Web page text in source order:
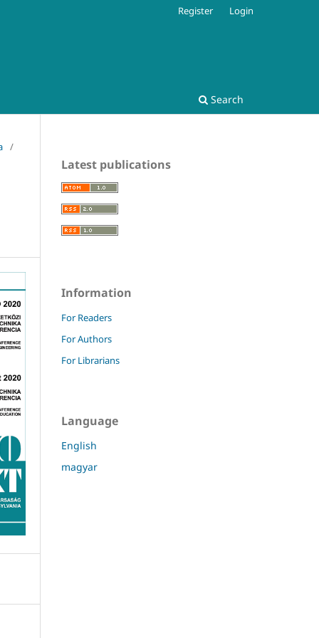
Search
Register Login
/
Latest publications
Information
For Readers
For Authors
For Librarians
Language
English
magyar